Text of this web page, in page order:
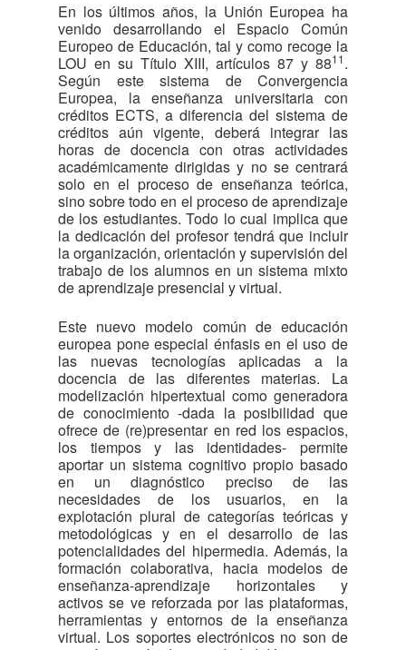
En los últimos años, la Unión Europea ha
venido desarrollando el Espacio Común
Europeo de Educación, tal y como recoge la
LOU en su Título XIII, artículos 87 y 8811.
Según este sistema de Convergencia
Europea, la enseñanza universitaria con
créditos ECTS, a diferencia del sistema de
créditos aún vigente, deberá integrar las
horas de docencia con otras actividades
académicamente dirigidas y no se centrará
solo en el proceso de enseñanza teórica,
sino sobre todo en el proceso de aprendizaje
de los estudiantes. Todo lo cual implica que
la dedicación del profesor tendrá que incluir
la organización, orientación y supervisión del
trabajo de los alumnos en un sistema mixto
de aprendizaje presencial y virtual.
Este nuevo modelo común de educación
europea pone especial énfasis en el uso de
las nuevas tecnologías aplicadas a la
docencia de las diferentes materias. La
modelización hipertextual como generadora
de conocimiento -dada la posibilidad que
ofrece de (re)presentar en red los espacios,
los tiempos y las identidades- permite
aportar un sistema cognitivo propio basado
en un diagnóstico preciso de las
necesidades de los usuarios, en la
explotación plural de categorías teóricas y
metodológicas y en el desarrollo de las
potencialidades del hipermedia. Además, la
formación colaborativa, hacia modelos de
enseñanza-aprendizaje horizontales y
activos se ve reforzada por las plataformas,
herramientas y entornos de la enseñanza
virtual. Los soportes electrónicos no son de